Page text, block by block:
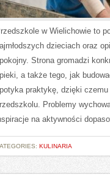
w Wielichowie to
dzieciach oraz
Strona gromadzi
a także tego, jak
praktykę, dzięki czemu
Problemy
na aktywności
KULINARIA